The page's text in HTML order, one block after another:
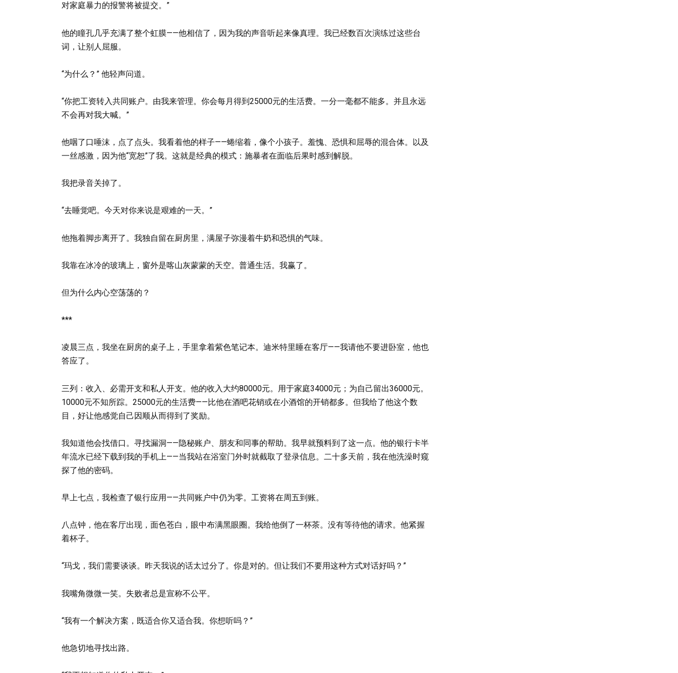
对家庭暴力的报警将被提交。”
他的瞳孔几乎充满了整个虹膜——他相信了，因为我的声音听起来像真理。我已经数百次演练过这些台
词，让别人屈服。
“为什么？” 他轻声问道。
“你把工资转入共同账户。由我来管理。你会每月得到25000元的生活费。一分一毫都不能多。并且永远
不会再对我大喊。”
他咽了口唾沫，点了点头。我看着他的样子——蜷缩着，像个小孩子。羞愧、恐惧和屈辱的混合体。以及
一丝感激，因为他“宽恕”了我。这就是经典的模式：施暴者在面临后果时感到解脱。
我把录音关掉了。
“去睡觉吧。今天对你来说是艰难的一天。”
他拖着脚步离开了。我独自留在厨房里，满屋子弥漫着牛奶和恐惧的气味。
我靠在冰冷的玻璃上，窗外是喀山灰蒙蒙的天空。普通生活。我赢了。
但为什么内心空荡荡的？
***
凌晨三点，我坐在厨房的桌子上，手里拿着紫色笔记本。迪米特里睡在客厅——我请他不要进卧室，他也
答应了。
三列：收入、必需开支和私人开支。他的收入大约80000元。用于家庭34000元；为自己留出36000元。
10000元不知所踪。25000元的生活费——比他在酒吧花销或在小酒馆的开销都多。但我给了他这个数
目，好让他感觉自己因顺从而得到了奖励。
我知道他会找借口。寻找漏洞——隐秘账户、朋友和同事的帮助。我早就预料到了这一点。他的银行卡半
年流水已经下载到我的手机上——当我站在浴室门外时就截取了登录信息。二十多天前，我在他洗澡时窥
探了他的密码。
早上七点，我检查了银行应用——共同账户中仍为零。工资将在周五到账。
八点钟，他在客厅出现，面色苍白，眼中布满黑眼圈。我给他倒了一杯茶。没有等待他的请求。他紧握
着杯子。
“玛戈，我们需要谈谈。昨天我说的话太过分了。你是对的。但让我们不要用这种方式对话好吗？”
我嘴角微微一笑。失败者总是宣称不公平。
“我有一个解决方案，既适合你又适合我。你想听吗？”
他急切地寻找出路。